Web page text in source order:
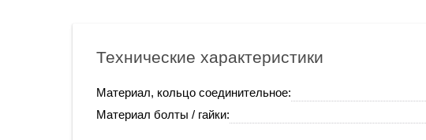
Технические характеристики
Материал, кольцо соединительное:
Материал болты / гайки: